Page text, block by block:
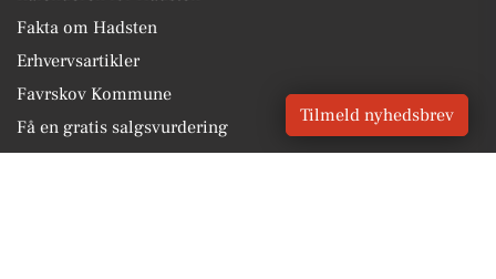
Fakta om Hadsten
Erhvervsartikler
Favrskov Kommune
Få en gratis salgsvurdering
Tilmeld nyhedsbrev